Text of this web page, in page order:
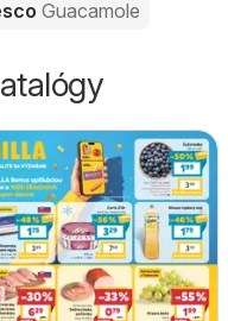
Guacamole